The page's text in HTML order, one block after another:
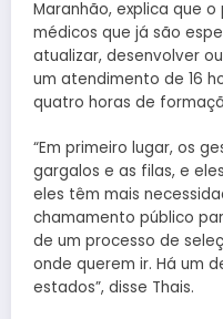
Maranhão, explica que
médicos que já são
atualizar, desenvolver
um atendimento de 16
quatro horas de
“Em primeiro lugar, os
gargalos e as filas, e
eles têm mais
chamamento público
de um processo de
onde querem ir. Há um
estados”, disse Thais.